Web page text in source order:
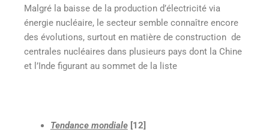
Malgré la baisse de la production d’électricité via
énergie nucléaire, le secteur semble connaître encore
des évolutions, surtout en matière de construction de
centrales nucléaires dans plusieurs pays dont la Chine
et l’Inde figurant au sommet de la liste
Tendance mondiale[12]